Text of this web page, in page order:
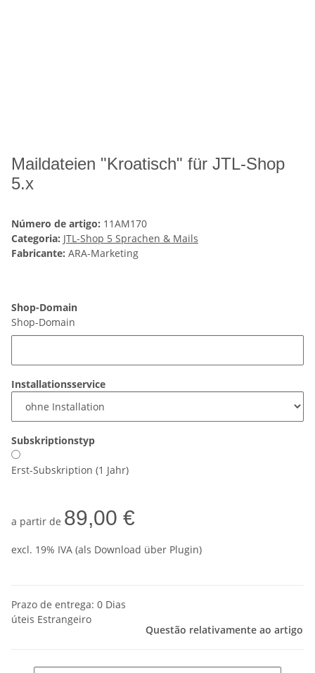
Maildateien "Kroatisch" für JTL-Shop
5.x
Número de artigo: 11AM170
Categoria: JTL-Shop 5 Sprachen & Mails
Fabricante: ARA-Marketing
Shop-Domain
Shop-Domain
Installationsservice
Subskriptionstyp
Erst-Subskription (1 Jahr)
a partir de 89,00 €
excl. 19% IVA (als Download über Plugin)
Prazo de entrega: 0 Dias
úteis Estrangeiro
Questão relativamente ao artigo